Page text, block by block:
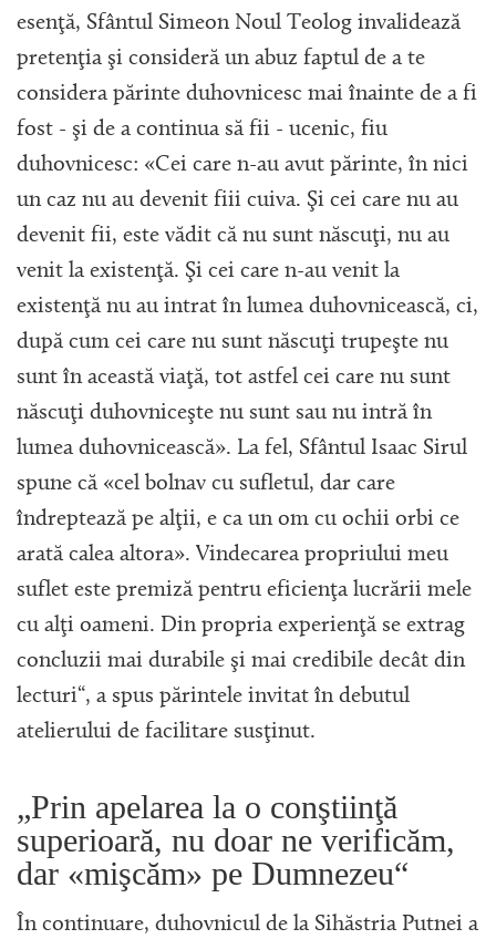
esenţă, Sfântul Simeon Noul Teolog invalidează
pretenţia şi consideră un abuz faptul de a te
considera părinte duhovnicesc mai înainte de a fi
fost - şi de a continua să fii - ucenic, fiu
duhovnicesc: «Cei care n-au avut părinte, în nici
un caz nu au devenit fiii cuiva. Şi cei care nu au
devenit fii, este vădit că nu sunt născuţi, nu au
venit la existenţă. Şi cei care n-au venit la
existenţă nu au intrat în lumea duhovnicească, ci,
după cum cei care nu sunt născuţi trupeşte nu
sunt în această viaţă, tot astfel cei care nu sunt
născuţi duhovniceşte nu sunt sau nu intră în
lumea duhovnicească». La fel, Sfântul Isaac Sirul
spune că «cel bolnav cu sufletul, dar care
îndreptează pe alţii, e ca un om cu ochii orbi ce
arată calea altora». Vindecarea propriului meu
suflet este premiză pentru eficienţa lucrării mele
cu alţi oameni. Din propria experienţă se extrag
concluzii mai durabile şi mai credibile decât din
lecturi“, a spus părintele invitat în debutul
atelierului de facilitare susţinut.
„Prin apelarea la o conştiinţă
superioară, nu doar ne verificăm,
dar «mişcăm» pe Dumnezeu“
În continuare, duhovnicul de la Sihăstria Putnei a